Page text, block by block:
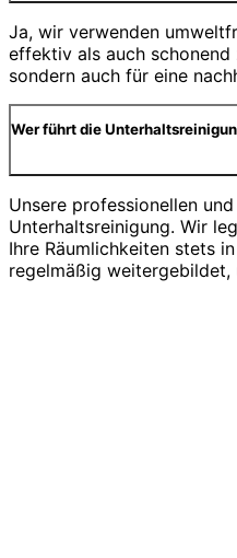
Ja, wir verwenden
effektiv als auch
sondern auch für eine
Wer führt die
Unsere professionellen
Unterhaltsreinigung. Wir
Ihre Räumlichkeiten stets
regelmäßig